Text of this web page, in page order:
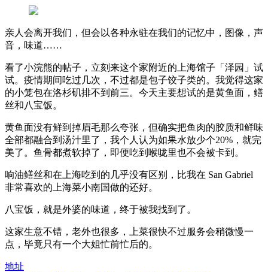
亲人会离开我们，但会以各种永驻在我们的记忆中，图像，声
音，味道……
看了小浣熊的帖子，立刻来这个家附近的上海馆子「泽园」试
试。疫情期间吃过几次，不过都是包子饺子类的。我觉得这家
的小笼包在洛杉矶排不到前三。今天主要想试的是黄鱼面，鳝
丝和八宝饭。
黄鱼面没有鲜到掉眉毛那么夸张，但确实把鱼肉的胶质和鲜味
全部都融合到汤汁里了，我个人认为如果水放少个20%，就完
美了。鱼骨都煮软掉了，即便吃到喉咙里也不会被卡到。
响油鳝丝和在上海吃到的几乎没有区别，比我在 San Gabriel
非常喜欢的上海菜小南国做的还好。
八宝饭，就是外婆的味道，终于被我找到了。
这家生意不错，老外也很多，上菜很快不过服务会稍微慢一
点，毕竟只有一个大姐忙前忙后的。
地址